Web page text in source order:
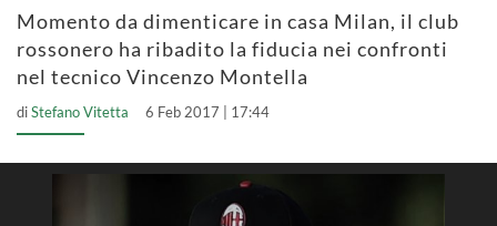
Momento da dimenticare in casa Milan, il club
rossonero ha ribadito la fiducia nei confronti
nel tecnico Vincenzo Montella
diStefano Vitetta 6 Feb 2017 | 17:44